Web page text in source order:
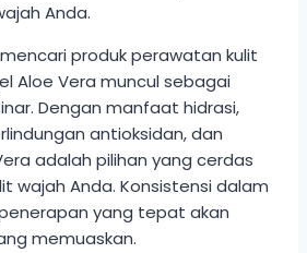
Anda.
produk perawatan kulit
Aloe Vera muncul sebagai
Dengan manfaat hidrasi,
antioksidan, dan
adalah pilihan yang cerdas
wajah Anda. Konsistensi dalam
yang tepat akan
memuaskan.